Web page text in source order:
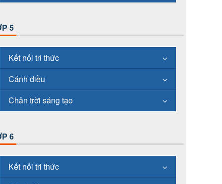
5
Kết nối tri thức
Cánh diều
Chân trời sáng tạo
6
Kết nối tri thức